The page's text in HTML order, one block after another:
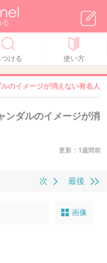
ける 使い方
のイメージが消えない有名人
ンダルのイメージが消
更新：1週間前
最後
次
画像